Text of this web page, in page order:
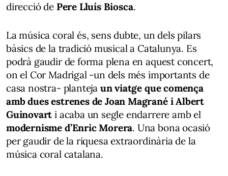
direcció de Pere Lluís Biosca.
La música coral és, sens dubte, un dels pilars
bàsics de la tradició musical a Catalunya. Es
podrà gaudir de forma plena en aquest concert,
on el Cor Madrigal -un dels més importants de
casa nostra- planteja un viatge que comença
amb dues estrenes de Joan Magrané i Albert
Guinovart i acaba un segle endarrere amb el
modernisme d’Enric Morera. Una bona ocasió
per gaudir de la riquesa extraordinària de la
música coral catalana.